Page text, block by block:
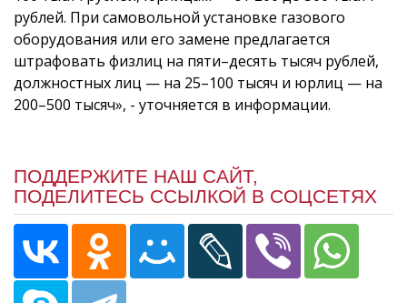
рублей. При самовольной установке газового
оборудования или его замене предлагается
штрафовать физлиц на пяти–десять тысяч рублей,
должностных лиц — на 25–100 тысяч и юрлиц — на
200–500 тысяч», - уточняется в информации.
ПОДДЕРЖИТЕ НАШ САЙТ,
ПОДЕЛИТЕСЬ ССЫЛКОЙ В СОЦСЕТЯХ